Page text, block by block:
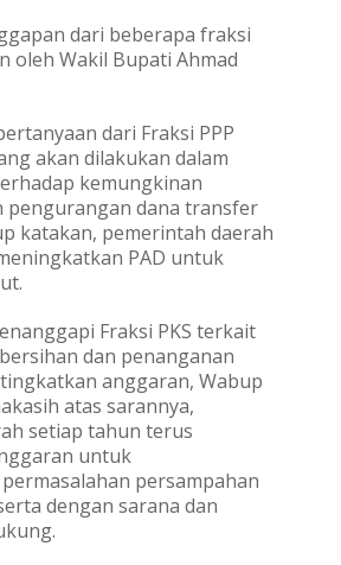
dari beberapa fraksi
oleh Wakil Bupati Ahmad
dari Fraksi PPP
akan dilakukan dalam
kemungkinan
pengurangan dana transfer
katakan, pemerintah daerah
PAD untuk
Fraksi PKS terkait
dan penanganan
anggaran, Wabup
atas sarannya,
setiap tahun terus
untuk
persampahan
dengan sarana dan